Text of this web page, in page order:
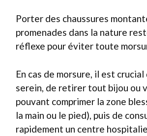
Porter des chaussures
promenades dans la nature
réflexe pour éviter toute
En cas de morsure, il est
serein, de retirer tout bijou ou
pouvant comprimer la zone
la main ou le pied), puis de
rapidement un centre